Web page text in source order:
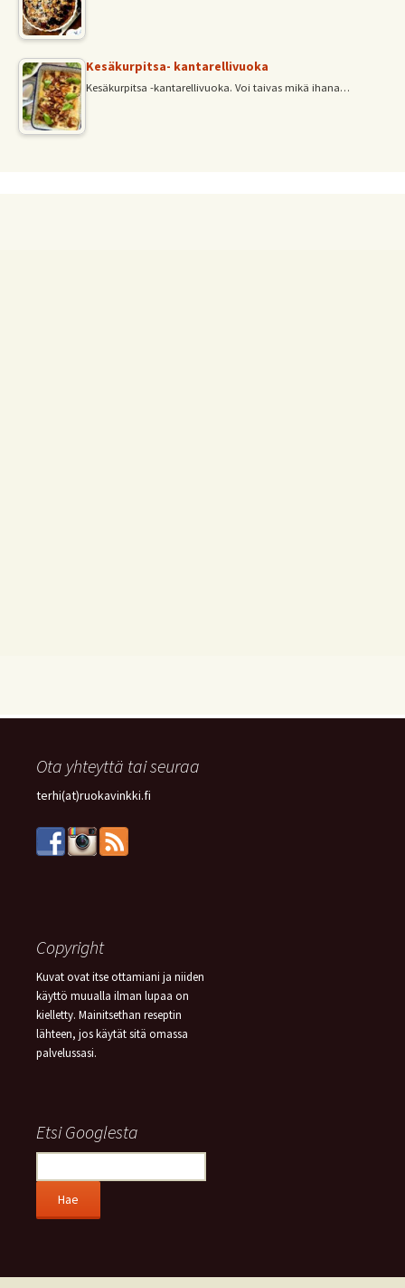
Kesäkurpitsa- kantarellivuoka
Kesäkurpitsa -kantarellivuoka. Voi taivas mikä ihana…
Ota yhteyttä tai seuraa
terhi(at)ruokavinkki.fi
Copyright
Kuvat ovat itse ottamiani ja niiden
käyttö muualla ilman lupaa on
kielletty. Mainitsethan reseptin
lähteen, jos käytät sitä omassa
palvelussasi.
Etsi Googlesta